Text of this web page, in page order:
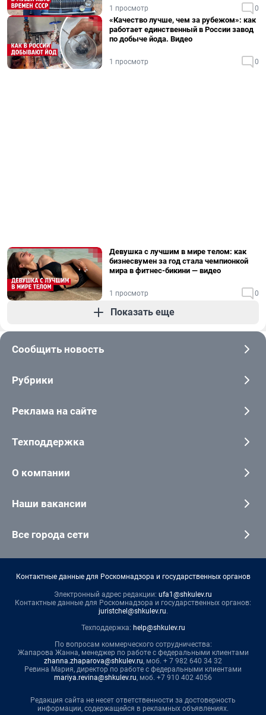
1 просмотр 0
«Качество лучше, чем за рубежом»: как
работает единственный в России завод
по добыче йода. Видео
1 просмотр 0
Девушка с лучшим в мире телом: как
бизнесвумен за год стала чемпионкой
мира в фитнес-бикини — видео
1 просмотр 0
Показать еще
Сообщить новость
Рубрики
Реклама на сайте
Техподдержка
О компании
Наши вакансии
Все города сети
Контактные данные для Роскомнадзора и государственных органов
Электронный адрес редакции: ufa1@shkulev.ru
Контактные данные для Роскомнадзора и государственных органов:
juristchel@shkulev.ru.
Техподдержка: help@shkulev.ru
По вопросам коммерческого сотрудничества:
Жапарова Жанна, менеджер по работе с федеральными клиентами
zhanna.zhaparova@shkulev.ru, моб. + 7 982 640 34 32
Ревина Мария, директор по работе с федеральными клиентами
mariya.revina@shkulev.ru, моб. +7 910 402 4056
Редакция сайта не несет ответственности за достоверность
информации, содержащейся в рекламных объявлениях.